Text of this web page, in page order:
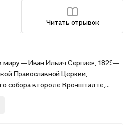
Читать отрывок
миру — Иван Ильич Сергиев, 1829—
Православной Церкви,
собора в городе Кронштадте,
в конце ХХ века. В своих